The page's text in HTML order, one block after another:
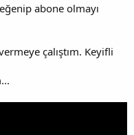
abone olmayı
çalıştım. Keyifli